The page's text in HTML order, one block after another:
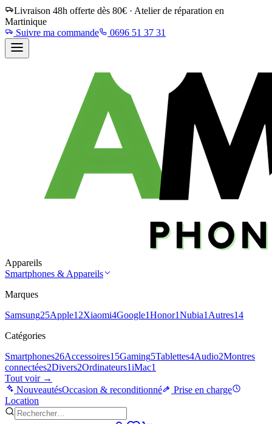
Livraison 48h offerte dès 80€ · Atelier de réparation en
Martinique
Suivre ma commande
0696 51 37 31
Appareils
Smartphones & Appareils
Marques
Samsung25Apple12Xiaomi4Google1Honor1Nubia1 Autres14
Catégories
Smartphones26Accessoires15Gaming5Tablettes4Audio2Montres
connectées2Divers2Ordinateurs1iMac1
Tout voir →
NouveautésOccasion & reconditionné
Prise en charge
Location